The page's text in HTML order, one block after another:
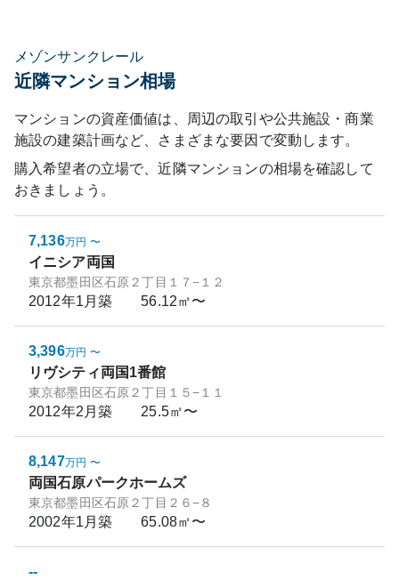
メゾンサンクレール
近隣マンション相場
マンションの資産価値は、周辺の取引や公共施設・商業
施設の建築計画など、さまざまな要因で変動します。
購入希望者の立場で、近隣マンションの相場を確認して
おきましょう。
7,136万円 〜
イニシア両国
東京都墨田区石原２丁目１７−１２
2012年1月築 56.12㎡〜
3,396万円 〜
リヴシティ両国1番館
東京都墨田区石原２丁目１５−１１
2012年2月築 25.5㎡〜
8,147万円 〜
両国石原パークホームズ
東京都墨田区石原２丁目２６−８
2002年1月築 65.08㎡〜
--